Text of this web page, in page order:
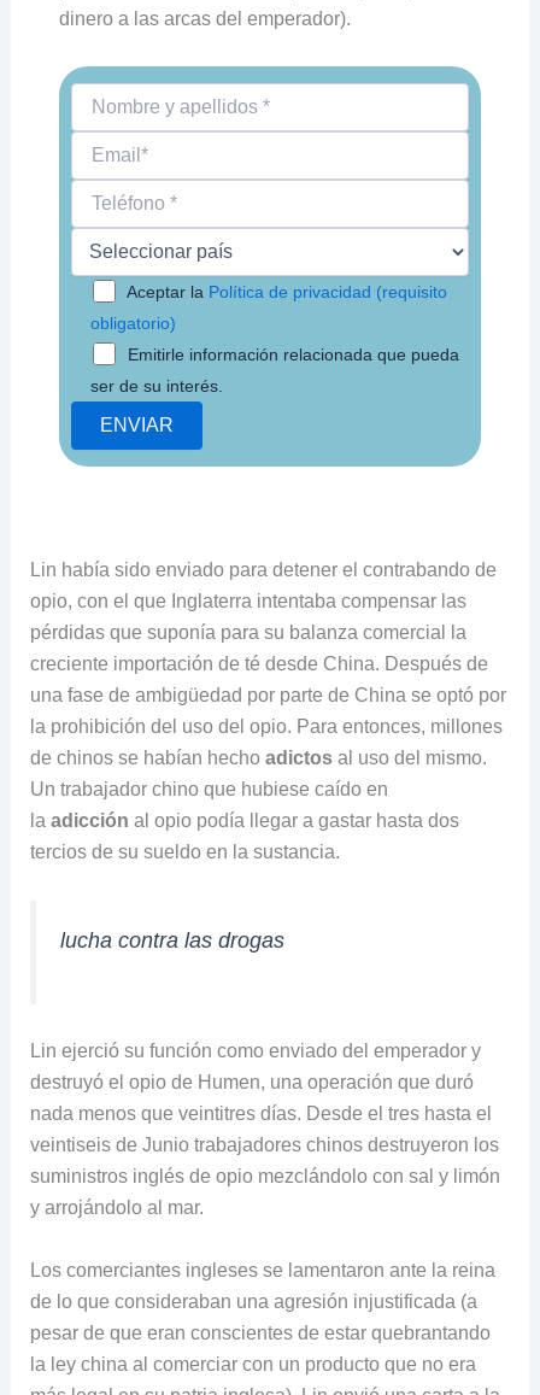
dinero a las arcas del emperador).
Aceptar la Política de privacidad (requisito
obligatorio)
Emitirle información relacionada que pueda
ser de su interés.
Lin había sido enviado para detener el contrabando de
opio, con el que Inglaterra intentaba compensar las
pérdidas que suponía para su balanza comercial la
creciente importación de té desde China. Después de
una fase de ambigüedad por parte de China se optó por
la prohibición del uso del opio. Para entonces, millones
de chinos se habían hecho adictosal uso del mismo.
Un trabajador chino que hubiese caído en
la adicción al opio podía llegar a gastar hasta dos
tercios de su sueldo en la sustancia.
lucha contra las drogas
Lin ejerció su función como enviado del emperador y
destruyó el opio de Humen, una operación que duró
nada menos que veintitres días. Desde el tres hasta el
veintiseis de Junio trabajadores chinos destruyeron los
suministros inglés de opio mezclándolo con sal y limón
y arrojándolo al mar.
Los comerciantes ingleses se lamentaron ante la reina
de lo que consideraban una agresión injustificada (a
pesar de que eran conscientes de estar quebrantando
la ley china al comerciar con un producto que no era